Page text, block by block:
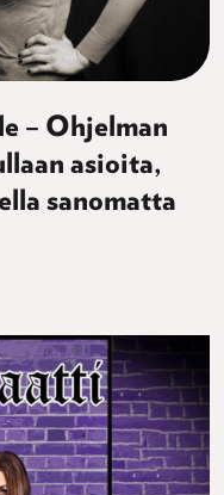
– Ohjelman
asioita,
sanomatta